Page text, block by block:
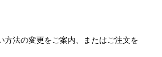
方法の変更をご案内、またはご注文を